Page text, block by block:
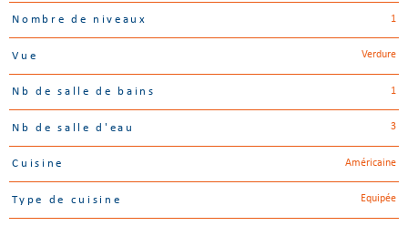
Nombre de niveaux 1
Vue Verdure
Nb de salle de bains 1
Nb de salle d'eau 3
Cuisine Américaine
Type de cuisine Equipée